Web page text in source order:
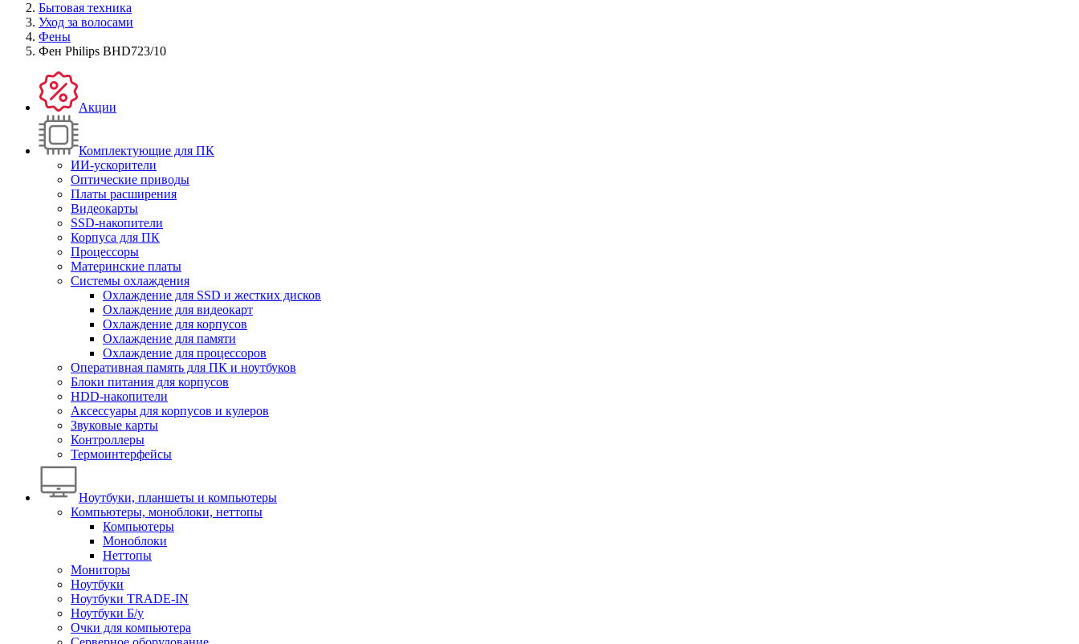
Бытовая техника
Уход за волосами
Фены
Фен Philips BHD723/10
Акции
Комплектующие для ПК
ИИ-ускорители
Оптические приводы
Платы расширения
Видеокарты
SSD-накопители
Корпуса для ПК
Процессоры
Материнские платы
Системы охлаждения
Охлаждение для SSD и жестких дисков
Охлаждение для видеокарт
Охлаждение для корпусов
Охлаждение для памяти
Охлаждение для процессоров
Оперативная память для ПК и ноутбуков
Блоки питания для корпусов
HDD-накопители
Аксессуары для корпусов и кулеров
Звуковые карты
Контроллеры
Термоинтерфейсы
Ноутбуки, планшеты и компьютеры
Компьютеры, моноблоки, неттопы
Компьютеры
Моноблоки
Неттопы
Мониторы
Ноутбуки
Ноутбуки TRADE-IN
Ноутбуки Б/у
Очки для компьютера